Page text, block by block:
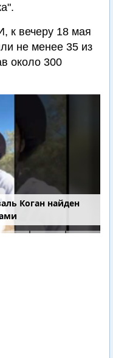
к вечеру 18 мая
не менее 35 из
около 300
Коган найден